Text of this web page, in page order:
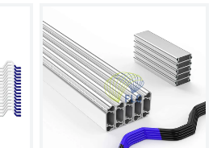
film polyéthylène de
serre